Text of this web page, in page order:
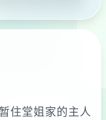
住堂姐家的主人